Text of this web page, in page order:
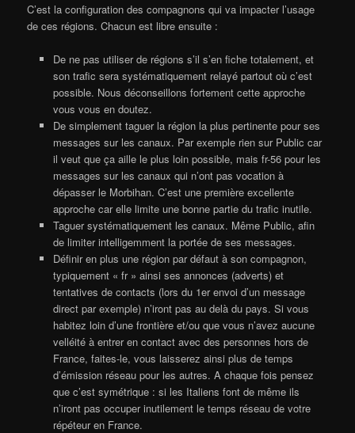
C’est la configuration des compagnons qui va impacter l’usage
de ces régions. Chacun est libre ensuite :
De ne pas utiliser de régions s’il s’en fiche totalement, et
son trafic sera systématiquement relayé partout où c’est
possible. Nous déconseillons fortement cette approche
vous vous en doutez.
De simplement taguer la région la plus pertinente pour ses
messages sur les canaux. Par exemple rien sur Public car
il veut que ça aille le plus loin possible, mais fr-56 pour les
messages sur les canaux qui n’ont pas vocation à
dépasser le Morbihan. C’est une première excellente
approche car elle limite une bonne partie du trafic inutile.
Taguer systématiquement les canaux. Même Public, afin
de limiter intelligemment la portée de ses messages.
Définir en plus une région par défaut à son compagnon,
typiquement « fr » ainsi ses annonces (adverts) et
tentatives de contacts (lors du 1er envoi d’un message
direct par exemple) n’iront pas au delà du pays. Si vous
habitez loin d’une frontière et/ou que vous n’avez aucune
velléité à entrer en contact avec des personnes hors de
France, faites-le, vous laisserez ainsi plus de temps
d’émission réseau pour les autres. A chaque fois pensez
que c’est symétrique : si les Italiens font de même ils
n’iront pas occuper inutilement le temps réseau de votre
répéteur en France.